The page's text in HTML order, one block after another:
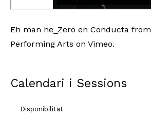
Eh man he_Zero en Conducta from
Performing Arts on Vimeo.
Calendari i Sessions
Disponibilitat